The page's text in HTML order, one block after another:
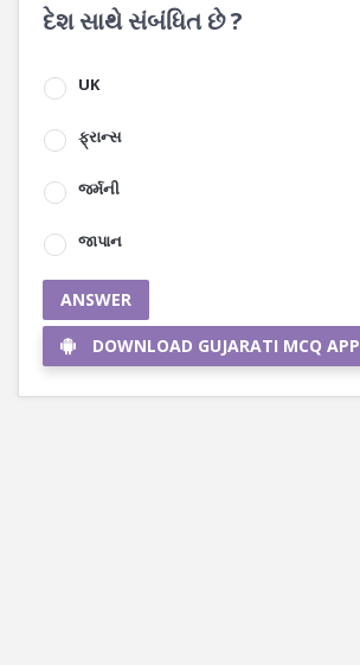
દેશ સાથે સંબંધિત છે ?
UK
ફ્રાન્સ
જર્મની
જાપાન
ANSWER
DOWNLOAD GUJARATI MCQ APP